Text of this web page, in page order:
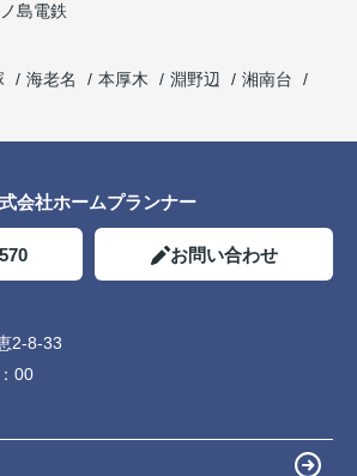
島電鉄
海老名 本厚木 淵野辺
湘南台
会社ホームプランナー
お問い合わせ
2-8-33
00